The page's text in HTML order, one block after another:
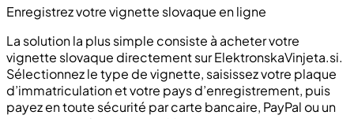
Enregistrez votre vignette slovaque en ligne
La solution la plus simple consiste à acheter votre
vignette slovaque directement sur ElektronskaVinjeta.si.
Sélectionnez le type de vignette, saisissez votre plaque
d’immatriculation et votre pays d’enregistrement, puis
payez en toute sécurité par carte bancaire, PayPal ou un